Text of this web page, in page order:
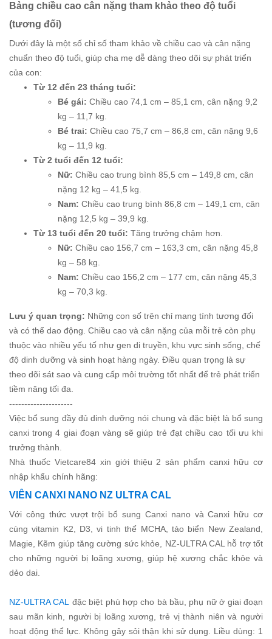
Bảng chiều cao cân nặng tham khảo theo độ tuổi
(tương đối)
Dưới đây là một số chỉ số tham khảo về chiều cao và cân nặng
chuẩn theo độ tuổi, giúp cha mẹ dễ dàng theo dõi sự phát triển
của con:
Từ 12 đến 23 tháng tuổi:
Bé gái: Chiều cao 74,1 cm – 85,1 cm, cân nặng 9,2
kg – 11,7 kg.
Bé trai: Chiều cao 75,7 cm – 86,8 cm, cân nặng 9,6
kg – 11,9 kg.
Từ 2 tuổi đến 12 tuổi:
Nữ: Chiều cao trung bình 85,5 cm – 149,8 cm, cân
nặng 12 kg – 41,5 kg.
Nam: Chiều cao trung bình 86,8 cm – 149,1 cm, cân
nặng 12,5 kg – 39,9 kg.
Từ 13 tuổi đến 20 tuổi: Tăng trưởng chậm hơn.
Nữ: Chiều cao 156,7 cm – 163,3 cm, cân nặng 45,8
kg – 58 kg.
Nam: Chiều cao 156,2 cm – 177 cm, cân nặng 45,3
kg – 70,3 kg.
Lưu ý quan trọng: Những con số trên chỉ mang tính tương đối
và có thể dao động. Chiều cao và cân nặng của mỗi trẻ còn phụ
thuộc vào nhiều yếu tố như gen di truyền, khu vực sinh sống, chế
độ dinh dưỡng và sinh hoạt hàng ngày. Điều quan trọng là sự
theo dõi sát sao và cung cấp môi trường tốt nhất để trẻ phát triển
tiềm năng tối đa.
---------------------
Việc bổ sung đầy đủ dinh dưỡng nói chung và đặc biệt là bổ sung
canxi trong 4 giai đoạn vàng sẽ giúp trẻ đạt chiều cao tối ưu khi
trưởng thành.
Nhà thuốc Vietcare84 xin giới thiệu 2 sản phẩm canxi hữu cơ
nhập khẩu chính hãng:
VIÊN CANXI NANO NZ ULTRA CAL
Với công thức vượt trội bổ sung Canxi nano và Canxi hữu cơ
cùng vitamin K2, D3, vi tinh thể MCHA, tảo biển New Zealand,
Magie, Kẽm giúp tăng cường sức khỏe, NZ-ULTRA CAL hỗ trợ tốt
cho những người bị loãng xương, giúp hệ xương chắc khỏe và
dẻo dai.
NZ-ULTRA CAL đặc biệt phù hợp cho bà bầu, phụ nữ ở giai đoạn
sau mãn kinh, người bị loãng xương, trẻ vị thành niên và người
hoạt động thể lực. Không gây sỏi thận khi sử dụng. Liều dùng: 1